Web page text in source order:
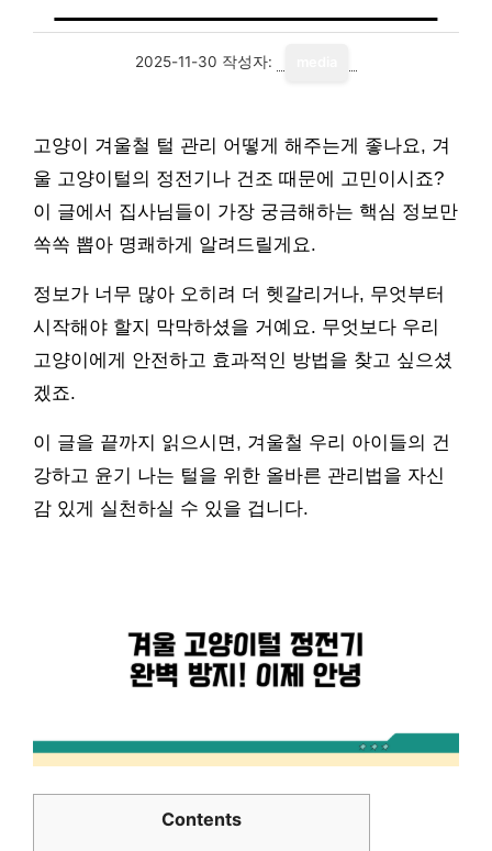
2025-11-30 작성자:
고양이 겨울철 털 관리 어떻게 해주는게 좋나요, 겨
울 고양이털의 정전기나 건조 때문에 고민이시죠?
이 글에서 집사님들이 가장 궁금해하는 핵심 정보만
쏙쏙 뽑아 명쾌하게 알려드릴게요.
정보가 너무 많아 오히려 더 헷갈리거나, 무엇부터
시작해야 할지 막막하셨을 거예요. 무엇보다 우리
고양이에게 안전하고 효과적인 방법을 찾고 싶으셨
겠죠.
이 글을 끝까지 읽으시면, 겨울철 우리 아이들의 건
강하고 윤기 나는 털을 위한 올바른 관리법을 자신
감 있게 실천하실 수 있을 겁니다.
Contents